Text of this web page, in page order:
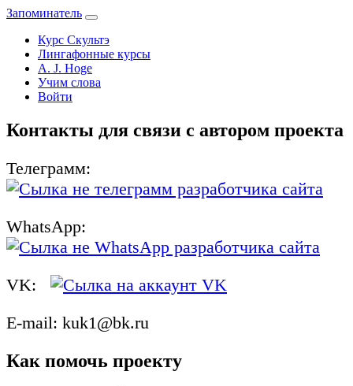
Запоминатель
Курс Скультэ
Лингафонные курсы
A. J. Hoge
Учим слова
Войти
Контакты для связи с автором проекта
Телеграмм:
WhatsApp:
VK:
E-mail: kuk1@bk.ru
Как помочь проекту